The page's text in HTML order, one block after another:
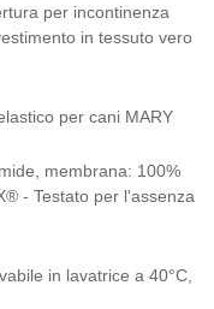
per incontinenza
in tessuto vero
per cani MARY
membrana: 100%
- Testato per l'assenza
in lavatrice a 40°C,